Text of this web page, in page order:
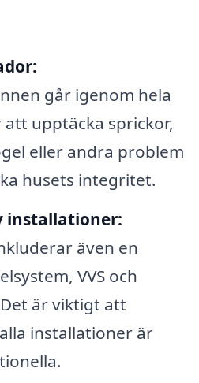
går igenom hela
upptäcka sprickor,
eller andra problem
husets integritet.
installationer:
även en
VVS och
är viktigt att
installationer är